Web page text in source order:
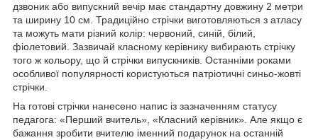
дзвоник або випускний вечір має стандартну довжину 2 метри
та ширину 10 см. Традиційно стрічки виготовляються з атласу
та можуть мати різний колір: червоний, синій, білий,
фіолетовий. Зазвичай класному керівнику вибирають стрічку
того ж кольору, що й стрічки випускників. Останніми роками
особливої популярності користуються патріотичні синьо-жовті
стрічки.
На готові стрічки нанесено напис із зазначенням статусу
педагога: «Перший вчитель», «Класний керівник». Але якщо є
бажання зробити вчителю іменний подарунок на останній